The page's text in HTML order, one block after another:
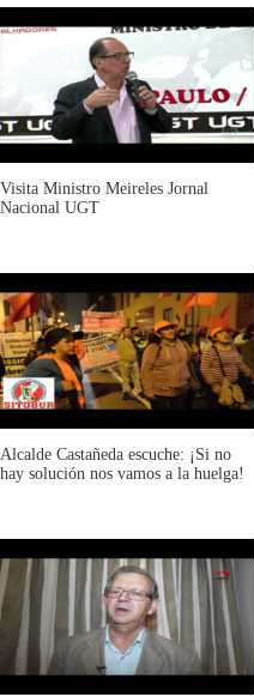
Visita Ministro Meireles Jornal
Nacional UGT
Alcalde Castañeda escuche: ¡Si no
hay solución nos vamos a la huelga!